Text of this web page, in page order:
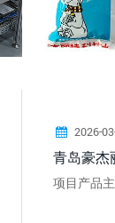
2026-
青岛豪杰
项目产品